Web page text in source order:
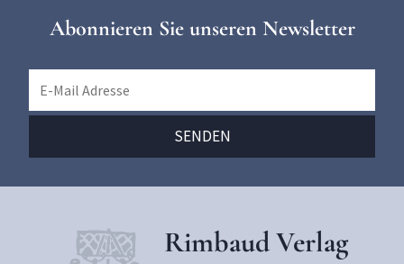
Abonnieren Sie unseren Newsletter
Rimbaud Verlag